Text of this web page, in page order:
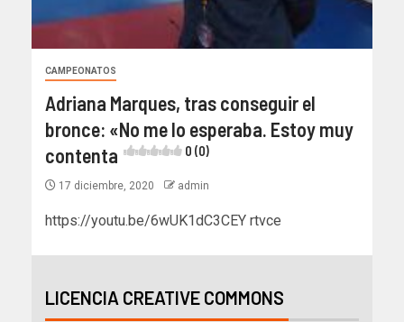
CAMPEONATOS
Adriana Marques, tras conseguir el
bronce: «No me lo esperaba. Estoy muy
contenta
0 (0)
17 diciembre, 2020 admin
https://youtu.be/6wUK1dC3CEY rtvce
LICENCIA CREATIVE COMMONS